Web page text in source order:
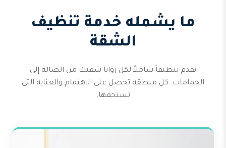
ما يشمله خدمة تنظيف
الشقة
نقدم تنظيفاً شاملاً لكل زوايا شقتك من الصالة إلى
الحمامات. كل منطقة تحصل على الاهتمام والعناية التي
تستحقها.